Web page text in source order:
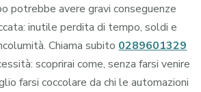
potrebbe avere gravi conseguenze
inutile perdita di tempo, soldi e
Chiama subito 0289601329
scoprirai come, senza farsi venire
farsi coccolare da chi le automazioni